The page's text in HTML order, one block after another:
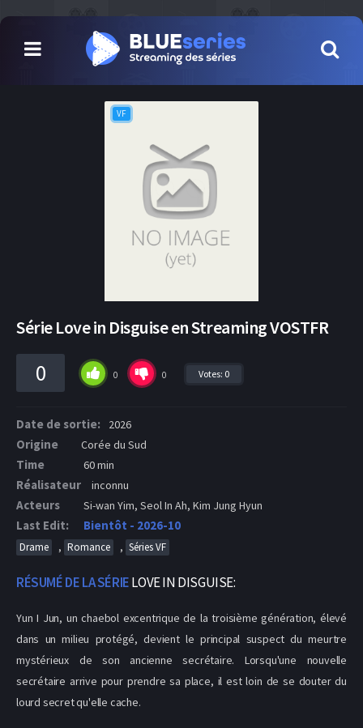
VF
Série Love in Disguise en Streaming VOSTFR
0 0 0 Votes: 0
Date de sortie: 2026
Origine Corée du Sud
Time 60 min
Réalisateur inconnu
Acteurs Si-wan Yim, Seol In Ah, Kim Jung Hyun
Last Edit: Bientôt - 2026-10
Drame , Romance , Séries VF
RÉSUMÉ DE LA SÉRIELOVE IN DISGUISE:
Yun I Jun, un chaebol excentrique de la troisième génération, élevé
dans un milieu protégé, devient le principal suspect du meurtre
mystérieux de son ancienne secrétaire. Lorsqu'une nouvelle
secrétaire arrive pour prendre sa place, il est loin de se douter du
lourd secret qu'elle cache.